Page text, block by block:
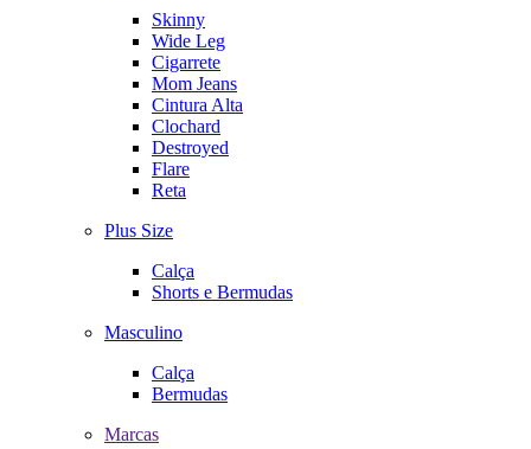
Skinny
Wide Leg
Cigarrete
Mom Jeans
Cintura Alta
Clochard
Destroyed
Flare
Reta
Plus Size
Calça
Shorts e Bermudas
Masculino
Calça
Bermudas
Marcas